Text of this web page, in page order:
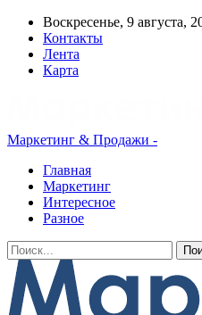
Воскресенье, 9 августа,
Контакты
Лента
Карта
Маркетинг & Продажи -
Главная
Маркетинг
Интересное
Разное